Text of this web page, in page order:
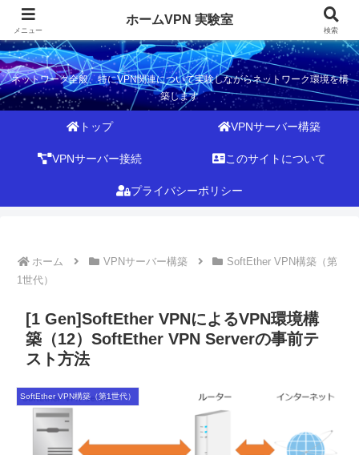
ホームVPN 実験室
ネットワーク全般、特にVPN関連について実験しながらネットワーク環境を構
築します
トップ VPNサーバー構築
VPNサーバー接続 このサイトについて
プライバシーポリシー
ホーム VPNサーバー構築
SoftEther VPN構築（第
1世代）
[1 Gen]SoftEther VPNによるVPN環境構
築（12）SoftEther VPN Serverの事前テ
スト方法
SoftEther VPN構築（第1世代）
メニュー
ホームVPN 実験室
検索